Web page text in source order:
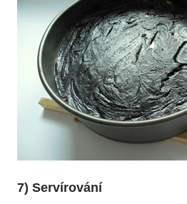
7) Servírování